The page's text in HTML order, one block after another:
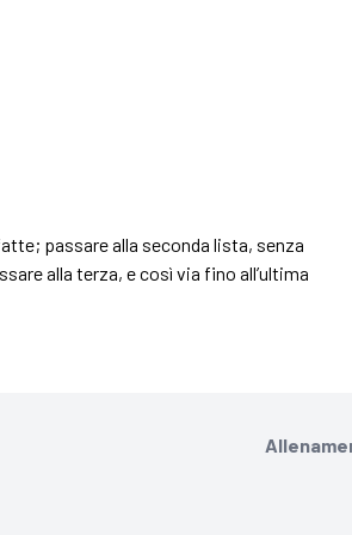
passare alla seconda lista, senza
alla terza, e così via fino all’ultima